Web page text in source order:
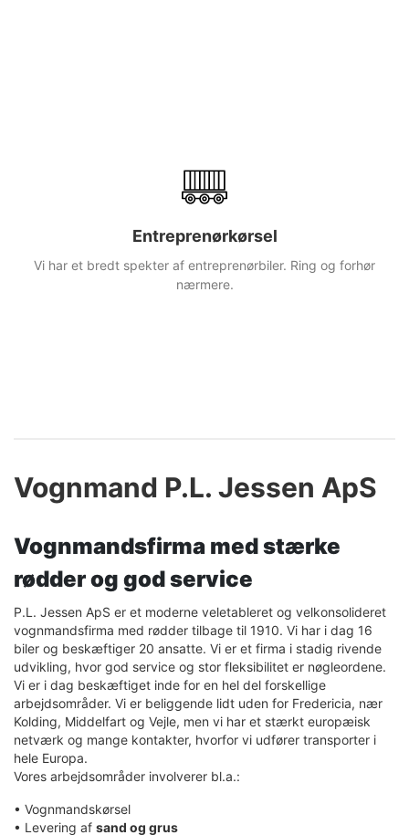
Entreprenørkørsel
Vi har et bredt spekter af entreprenørbiler. Ring og forhør
nærmere.
Læs mere
Vognmand P.L. Jessen ApS
Vognmandsfirma med stærke
rødder og god service
P.L. Jessen ApS er et moderne veletableret og velkonsolideret
vognmandsfirma med rødder tilbage til 1910. Vi har i dag 16
biler og beskæftiger 20 ansatte. Vi er et firma i stadig rivende
udvikling, hvor god service og stor fleksibilitet er nøgleordene.
Vi er i dag beskæftiget inde for en hel del forskellige
arbejdsområder. Vi er beliggende lidt uden for Fredericia, nær
Kolding, Middelfart og Vejle, men vi har et stærkt europæisk
netværk og mange kontakter, hvorfor vi udfører transporter i
hele Europa.
Vores arbejdsområder involverer bl.a.:
• Vognmandskørsel
• Levering af sand og grus